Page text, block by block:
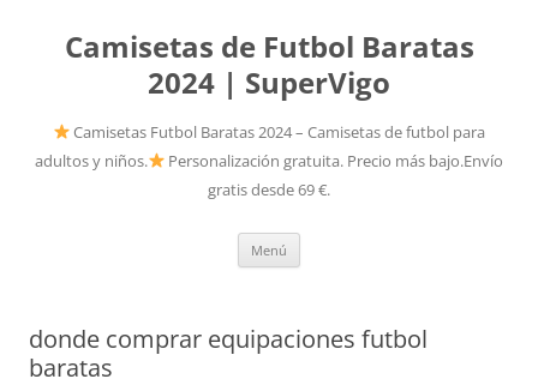
Camisetas de Futbol Baratas
2024 | SuperVigo
Camisetas Futbol Baratas 2024 – Camisetas de futbol para
adultos y niños.
Personalización gratuita. Precio más bajo.Envío
gratis desde 69 €.
Menú
donde comprar equipaciones futbol
baratas